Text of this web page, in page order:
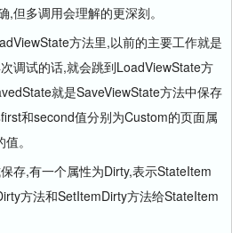
多调用会理解的更深刻。
方法里,以前的主要工作就是
调试的话,就会跳到LoadViewState方
就是SaveViewState方法中保存
和second值分别为Custom的页面属
。
,有一个属性为Dirty,表示StateItem
方法和SetItemDirty方法给StateItem